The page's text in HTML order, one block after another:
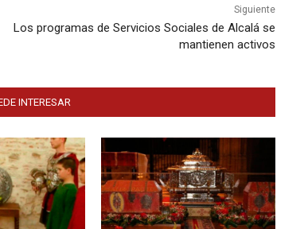
Siguiente
Los programas de Servicios Sociales de Alcalá se
mantienen activos
INTERESAR